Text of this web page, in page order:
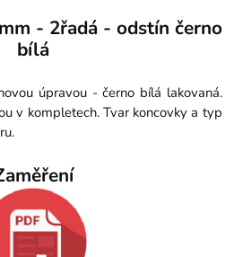
- 2řadá - odstín černo
bílá
úpravou - černo bílá lakovaná.
v kompletech. Tvar koncovky a typ